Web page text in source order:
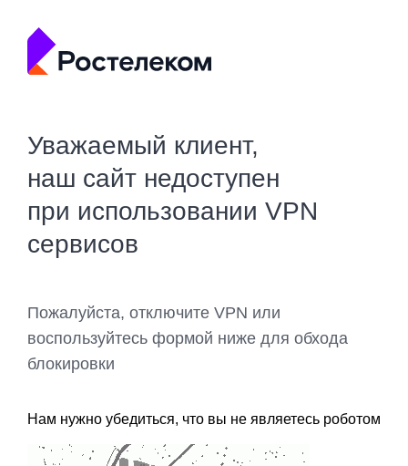
Уважаемый клиент,
наш сайт недоступен
при использовании VPN
сервисов
Пожалуйста, отключите VPN или
воспользуйтесь формой ниже для обхода
блокировки
Нам нужно убедиться, что вы не являетесь роботом